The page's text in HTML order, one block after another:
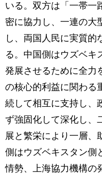
いる。双方は「一帯一
密に協力し、一連の大
し、両国人民に実質的
る。中国側はウズベキ
発展させるために全力
の核心的利益に関わる
続して相互に支持し、
ず強固化して深化し、
展と繁栄により一層、
側はウズベキスタン側
情勢、上海協力機構の